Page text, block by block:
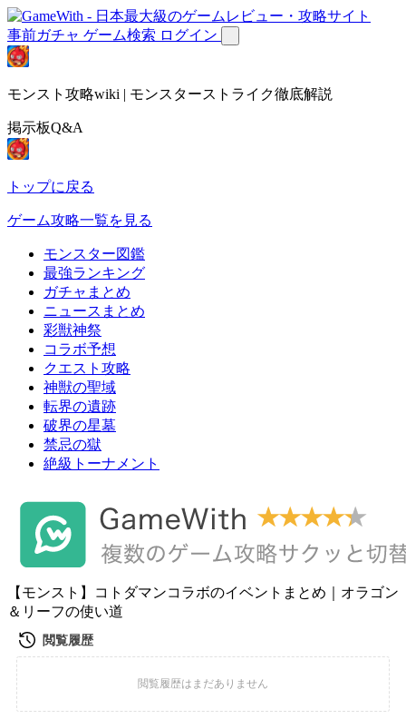
事前ガチャ ゲーム検索 ログイン
モンスト攻略wiki | モンスターストライク徹底解説
掲示板Q&A
トップに戻る
ゲーム攻略一覧を見る
モンスター図鑑
最強ランキング
ガチャまとめ
ニュースまとめ
彩獣神祭
コラボ予想
クエスト攻略
神獣の聖域
転界の遺跡
破界の星墓
禁忌の獄
絶級トーナメント
【モンスト】コトダマンコラボのイベントまとめ｜オラゴン
＆リーフの使い道